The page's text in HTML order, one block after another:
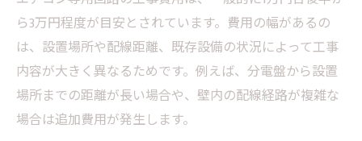
ら3万円程度が目安とされています。費用の幅があるの
は、設置場所や配線距離、既存設備の状況によって工事
内容が大きく異なるためです。例えば、分電盤から設置
場所までの距離が長い場合や、壁内の配線経路が複雑な
場合は追加費用が発生します。